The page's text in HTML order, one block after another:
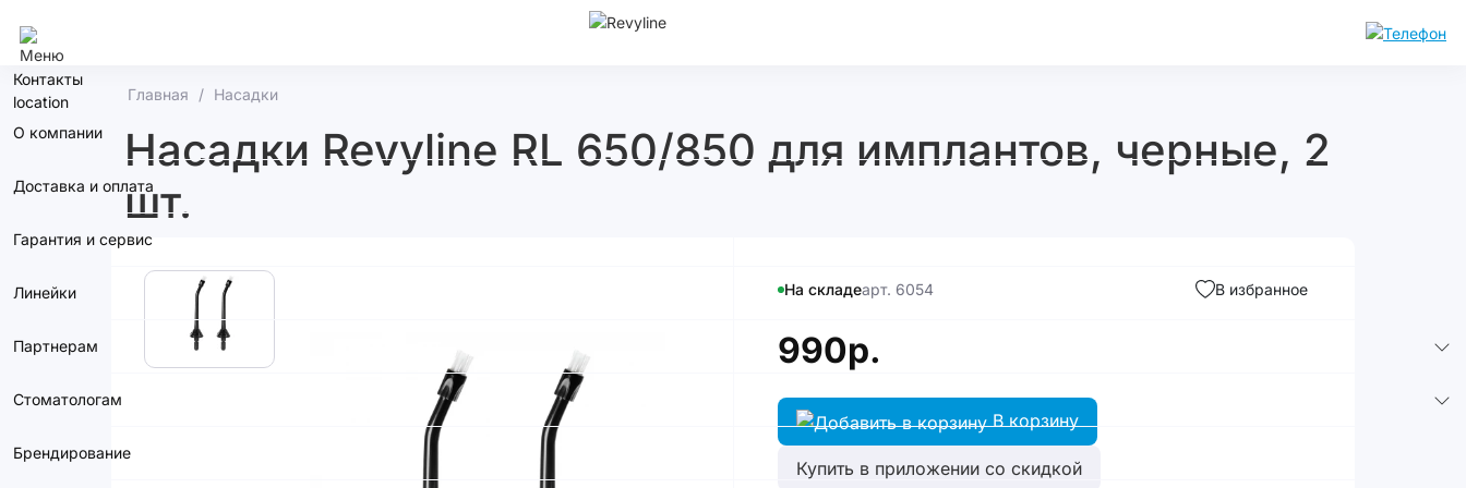
Контакты
О компании
Доставка и оплата
Гарантия и сервис
Линейки
Партнерам
Стоматологам
Брендирование
Главная Насадки
Насадки Revyline RL 650/850 для имплантов, черные, 2
шт.
На складеарт. 6054 В избранное
990р.
В корзину
Купить в приложении со скидкой